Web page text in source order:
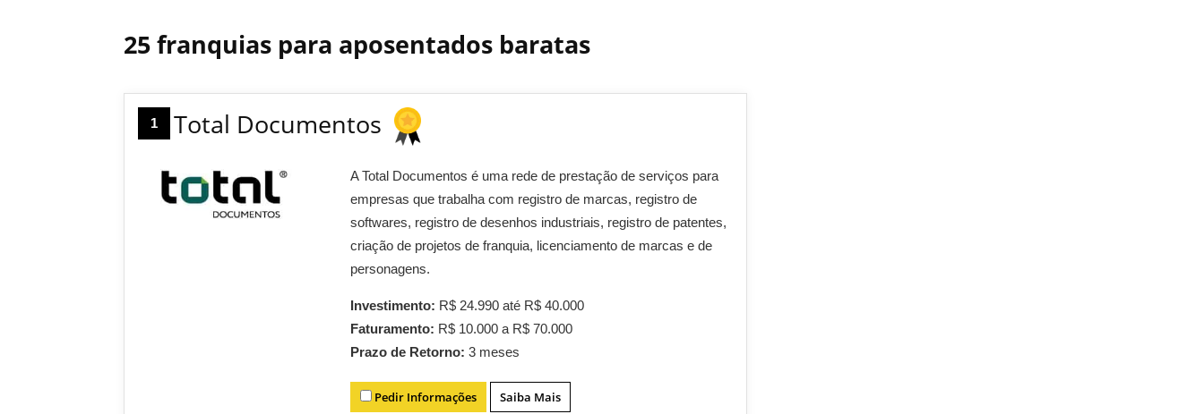
25 franquias para aposentados baratas
1 Total Documentos
A Total Documentos é uma rede de prestação de serviços para
empresas que trabalha com registro de marcas, registro de
softwares, registro de desenhos industriais, registro de patentes,
criação de projetos de franquia, licenciamento de marcas e de
personagens.
Investimento: R$ 24.990 até R$ 40.000
Faturamento: R$ 10.000 a R$ 70.000
Prazo de Retorno:3 meses
Pedir Informações Saiba Mais